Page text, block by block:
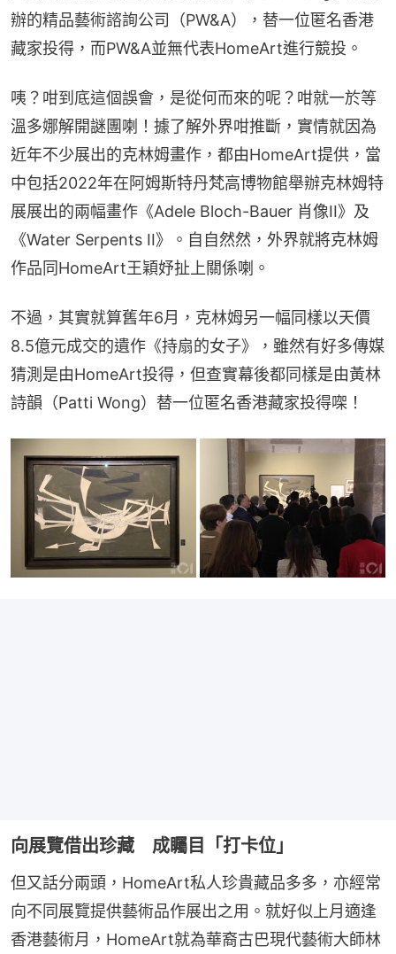
辦的精品藝術諮詢公司（PW&A），替一位匿名香港
藏家投得，而PW&A並無代表HomeArt進行競投。
咦？咁到底這個誤會，是從何而來的呢？咁就一於等
溫多娜解開謎團喇！據了解外界咁推斷，實情就因為
近年不少展出的克林姆畫作，都由HomeArt提供，當
中包括2022年在阿姆斯特丹梵高博物館舉辦克林姆特
展展出的兩幅畫作《Adele Bloch-Bauer 肖像II》及
《Water Serpents II》。自自然然，外界就將克林姆
作品同HomeArt王穎妤扯上關係喇。
不過，其實就算舊年6月，克林姆另一幅同樣以天價
8.5億元成交的遺作《持扇的女子》，雖然有好多傳媒
猜測是由HomeArt投得，但查實幕後都同樣是由黃林
詩韻（Patti Wong）替一位匿名香港藏家投得㗎！
向展覽借出珍藏 成矚目「打卡位」
但又話分兩頭，HomeArt私人珍貴藏品多多，亦經常
向不同展覽提供藝術品作展出之用。就好似上月適逢
香港藝術月，HomeArt就為華裔古巴現代藝術大師林